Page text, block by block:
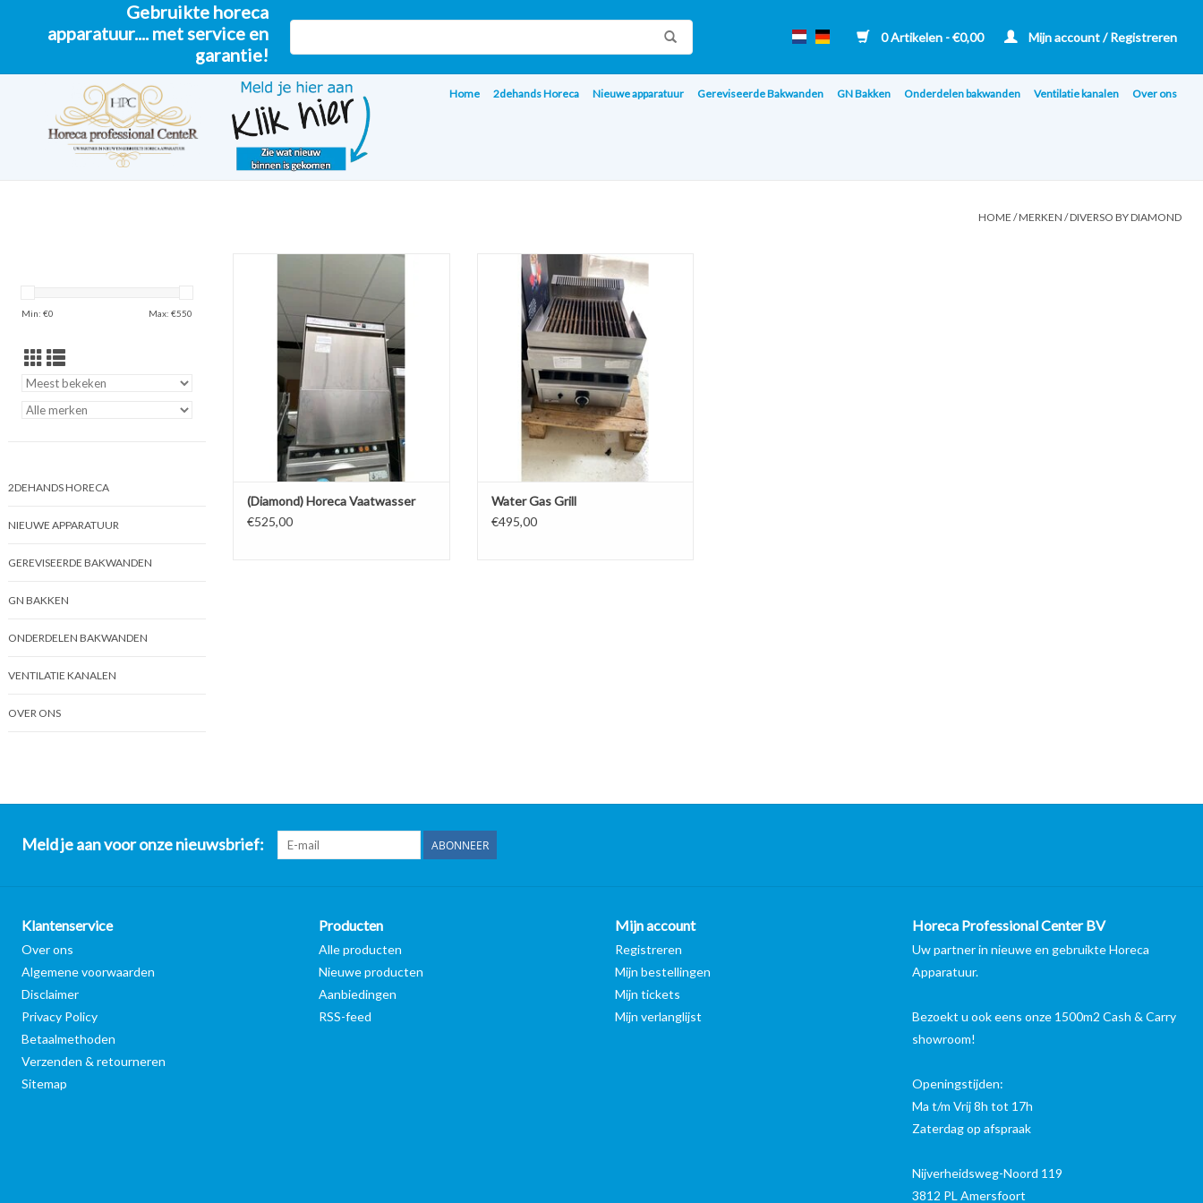
Gebruikte horeca
apparatuur.... met service en
garantie!
0 Artikelen - €0,00 Mijn account / Registreren
Home 2dehands Horeca Nieuwe apparatuur Gereviseerde Bakwanden GN Bakken Onderdelen bakwanden Ventilatie kanalen Over ons
HOME /MERKEN /DIVERSO BY DIAMOND
Min: €0 Max: €550
2DEHANDS HORECA
NIEUWE APPARATUUR
GEREVISEERDE BAKWANDEN
GN BAKKEN
ONDERDELEN BAKWANDEN
VENTILATIE KANALEN
OVER ONS
(Diamond) Horeca Vaatwasser
TOEVOEGEN AAN WINKELWAGEN
(Diamond) Horeca Vaatwasser
€525,00
Water Gas Grill
TOEVOEGEN AAN WINKELWAGEN
Water Gas Grill
€495,00
Meld je aan voor onze nieuwsbrief: ABONNEER
Klantenservice
Over ons
Algemene voorwaarden
Disclaimer
Privacy Policy
Betaalmethoden
Verzenden & retourneren
Sitemap
Producten
Alle producten
Nieuwe producten
Aanbiedingen
RSS-feed
Mijn account
Registreren
Mijn bestellingen
Mijn tickets
Mijn verlanglijst
Horeca Professional Center BV
Uw partner in nieuwe en gebruikte Horeca
Apparatuur.
Bezoekt u ook eens onze 1500m2 Cash & Carry
showroom!
Openingstijden:
Ma t/m Vrij 8h tot 17h
Zaterdag op afspraak
Nijverheidsweg-Noord 119
3812 PL Amersfoort